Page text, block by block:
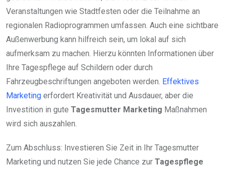
Veranstaltungen wie Stadtfesten oder die Teilnahme an
regionalen Radioprogrammen umfassen. Auch eine sichtbare
Außenwerbung kann hilfreich sein, um lokal auf sich
aufmerksam zu machen. Hierzu könnten Informationen über
Ihre Tagespflege auf Schildern oder durch
Fahrzeugbeschriftungen angeboten werden. Effektives
Marketing erfordert Kreativität und Ausdauer, aber die
Investition in gute Tagesmutter Marketing Maßnahmen
wird sich auszahlen.
Zum Abschluss: Investieren Sie Zeit in Ihr Tagesmutter
Marketing und nutzen Sie jede Chance zur Tagespflege